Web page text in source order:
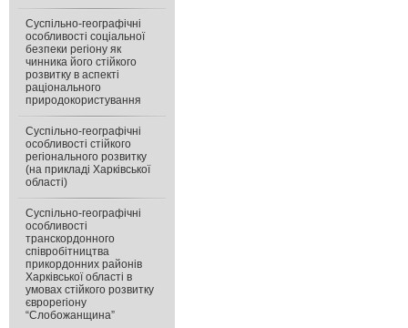
Суспільно-географічні
особливості соціальної
безпеки регіону як
чинника його стійкого
розвитку в аспекті
раціонального
природокористування
Суспільно-географічні
особливості стійкого
регіонального розвитку
(на прикладі Харківської
області)
Суспільно-географічні
особливості
транскордонного
співробітництва
прикордонних районів
Харківської області в
умовах стійкого розвитку
єврорегіону
“Слобожанщина”